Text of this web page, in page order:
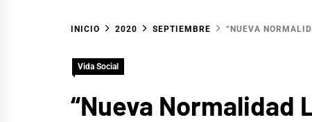
INICIO 2020 SEPTIEMBRE “NUEVA
Vida Social
“Nueva Normalidad